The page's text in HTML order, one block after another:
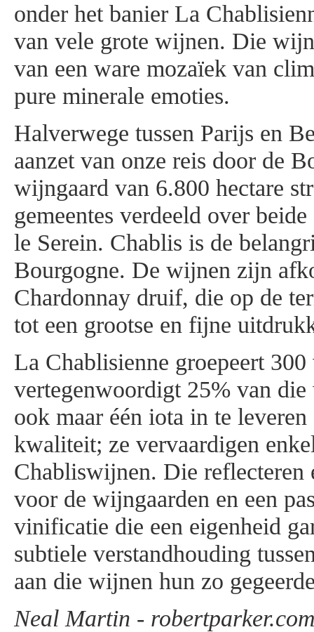
onder het banier La
van vele grote wijnen. Die
van een ware mozaïek van
pure minerale emoties.
Halverwege tussen Parijs en
aanzet van onze reis door de
wijngaard van 6.800 hectare
gemeentes verdeeld over
le Serein. Chablis is de
Bourgogne. De wijnen zijn
Chardonnay druif, die op de
tot een grootse en fijne
La Chablisienne groepeert
vertegenwoordigt 25% van
ook maar één iota in te
kwaliteit; ze vervaardigen
Chabliswijnen. Die reflecteren
voor de wijngaarden en een
vinificatie die een eigenheid
subtiele verstandhouding
aan die wijnen hun zo
Neal Martin -